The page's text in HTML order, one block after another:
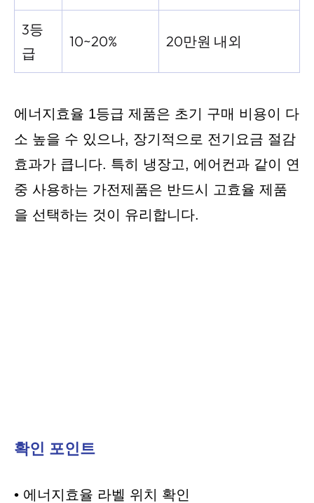
3등
급
10~20% 20만원 내외
에너지효율 1등급 제품은 초기 구매 비용이 다
소 높을 수 있으나, 장기적으로 전기요금 절감
효과가 큽니다. 특히 냉장고, 에어컨과 같이 연
중 사용하는 가전제품은 반드시 고효율 제품
을 선택하는 것이 유리합니다.
확인 포인트
• 에너지효율 라벨 위치 확인